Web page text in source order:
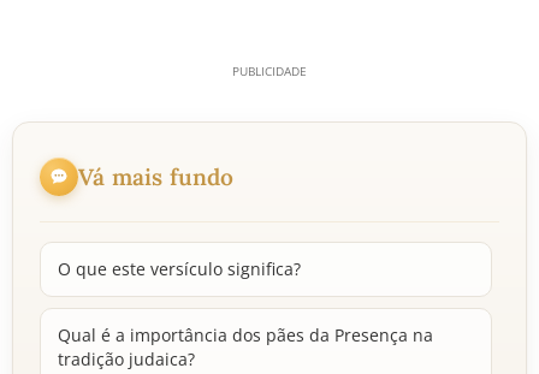
Vá mais fundo
O que este versículo significa?
Qual é a importância dos pães da Presença na
tradição judaica?